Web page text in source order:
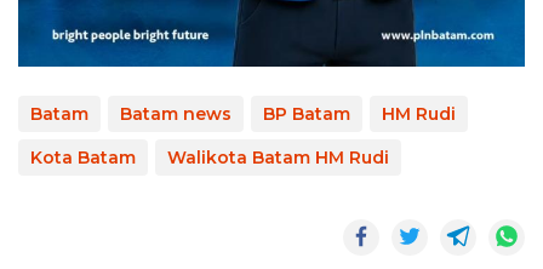
Batam Batam news BP Batam
HM Rudi
Kota Batam
Walikota Batam HM Rudi